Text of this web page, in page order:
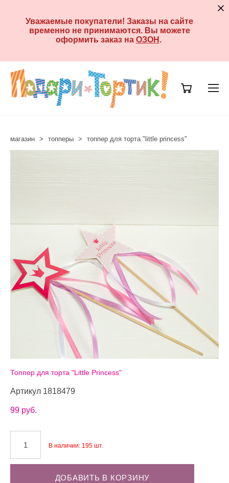
Уважаемые покупатели! Заказы на сайте
временно не принимаются. Вы можете
оформить заказ на ОЗОН .
магазин > топперы > топпер для торта "little princess"
Топпер для торта "Little Princess"
Артикул 1818479
99 pуб.
В наличии: 195 шт.
ДОБАВИТЬ В КОРЗИНУ